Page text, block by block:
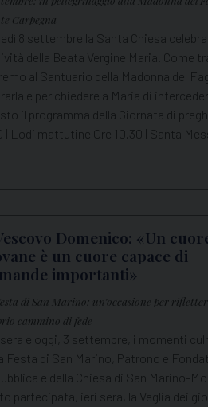
Carpegna
8 settembre la Santa Chiesa celebra
della Beata Vergine Maria. Come
al Santuario della Madonna del
e per chiedere a Maria di
il programma della Giornata di
| Lodi mattutine Ore 10.30 | Santa
Domenico: «Un
è un cuore capace di
importanti»
di San Marino: un’occasione per
cammino di fede
e oggi, 3 settembre, i momenti
Festa di San Marino, Patrono e
e della Chiesa di San Marino-
partecipata, ieri sera, la Veglia dei